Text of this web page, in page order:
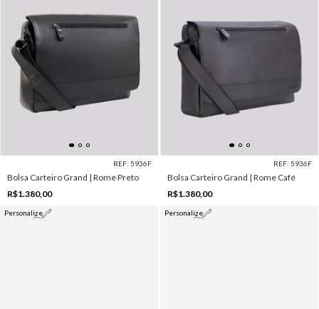
REF: 5936F
Bolsa Carteiro Grand | Rome Preto
R$1.380,00
REF: 5936F
Bolsa Carteiro Grand | Rome Café
R$1.380,00
Personalize Personalize